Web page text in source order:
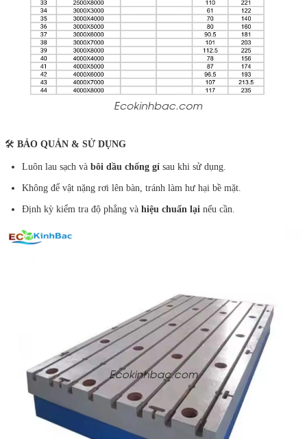
🛠️ BẢO QUẢN & SỬ DỤNG
Luôn lau sạch và bôi dầu chống gỉ sau khi sử dụng.
Không để vật nặng rơi lên bàn, tránh làm hư hại bề mặt.
Định kỳ kiểm tra độ phẳng và hiệu chuẩn lại nếu cần.